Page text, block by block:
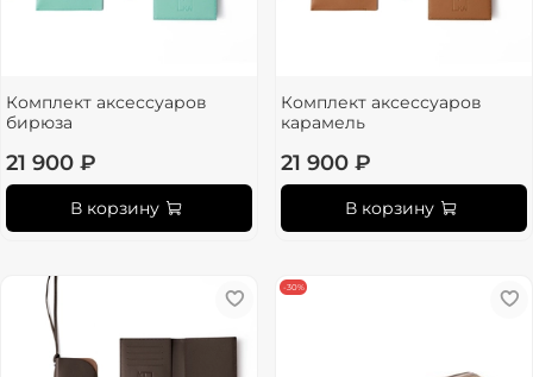
Комплект аксессуаров
бирюза
21 900 ₽
В корзину
Комплект аксессуаров
карамель
21 900 ₽
В корзину
-30%